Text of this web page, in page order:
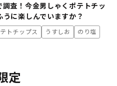
調査！今金男しゃくポテトチッ
に楽しんでいますか？
トチップス うすしお のり塩
定